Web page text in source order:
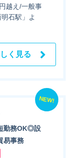
越え/一般事
石駅」よ
く見る
NEW!
勤務OK◎設
易事務